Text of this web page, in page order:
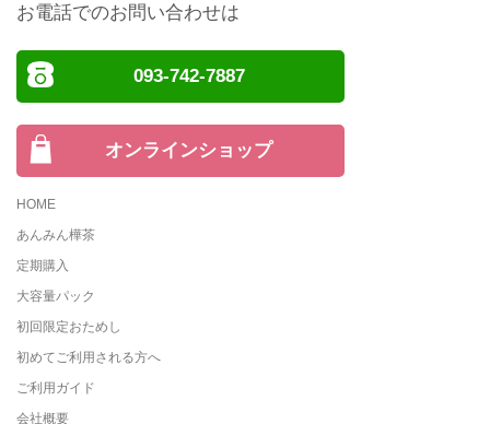
お電話でのお問い合わせは
093-742-7887
オンラインショップ
HOME
あんみん樺茶
定期購入
大容量パック
初回限定おためし
初めてご利用される方へ
ご利用ガイド
会社概要